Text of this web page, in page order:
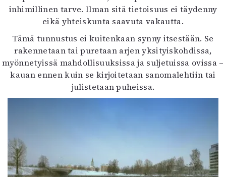
inhimillinen tarve. Ilman sitä tietoisuus ei täydenny
eikä yhteiskunta saavuta vakautta.
Tämä tunnustus ei kuitenkaan synny itsestään. Se
rakennetaan tai puretaan arjen yksityiskohdissa,
myönnetyissä mahdollisuuksissa ja suljetuissa ovissa –
kauan ennen kuin se kirjoitetaan sanomalehtiin tai
julistetaan puheissa.